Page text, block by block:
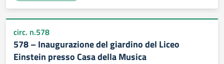
circ. n.578
578 – Inaugurazione del giardino del Liceo
Einstein presso Casa della Musica